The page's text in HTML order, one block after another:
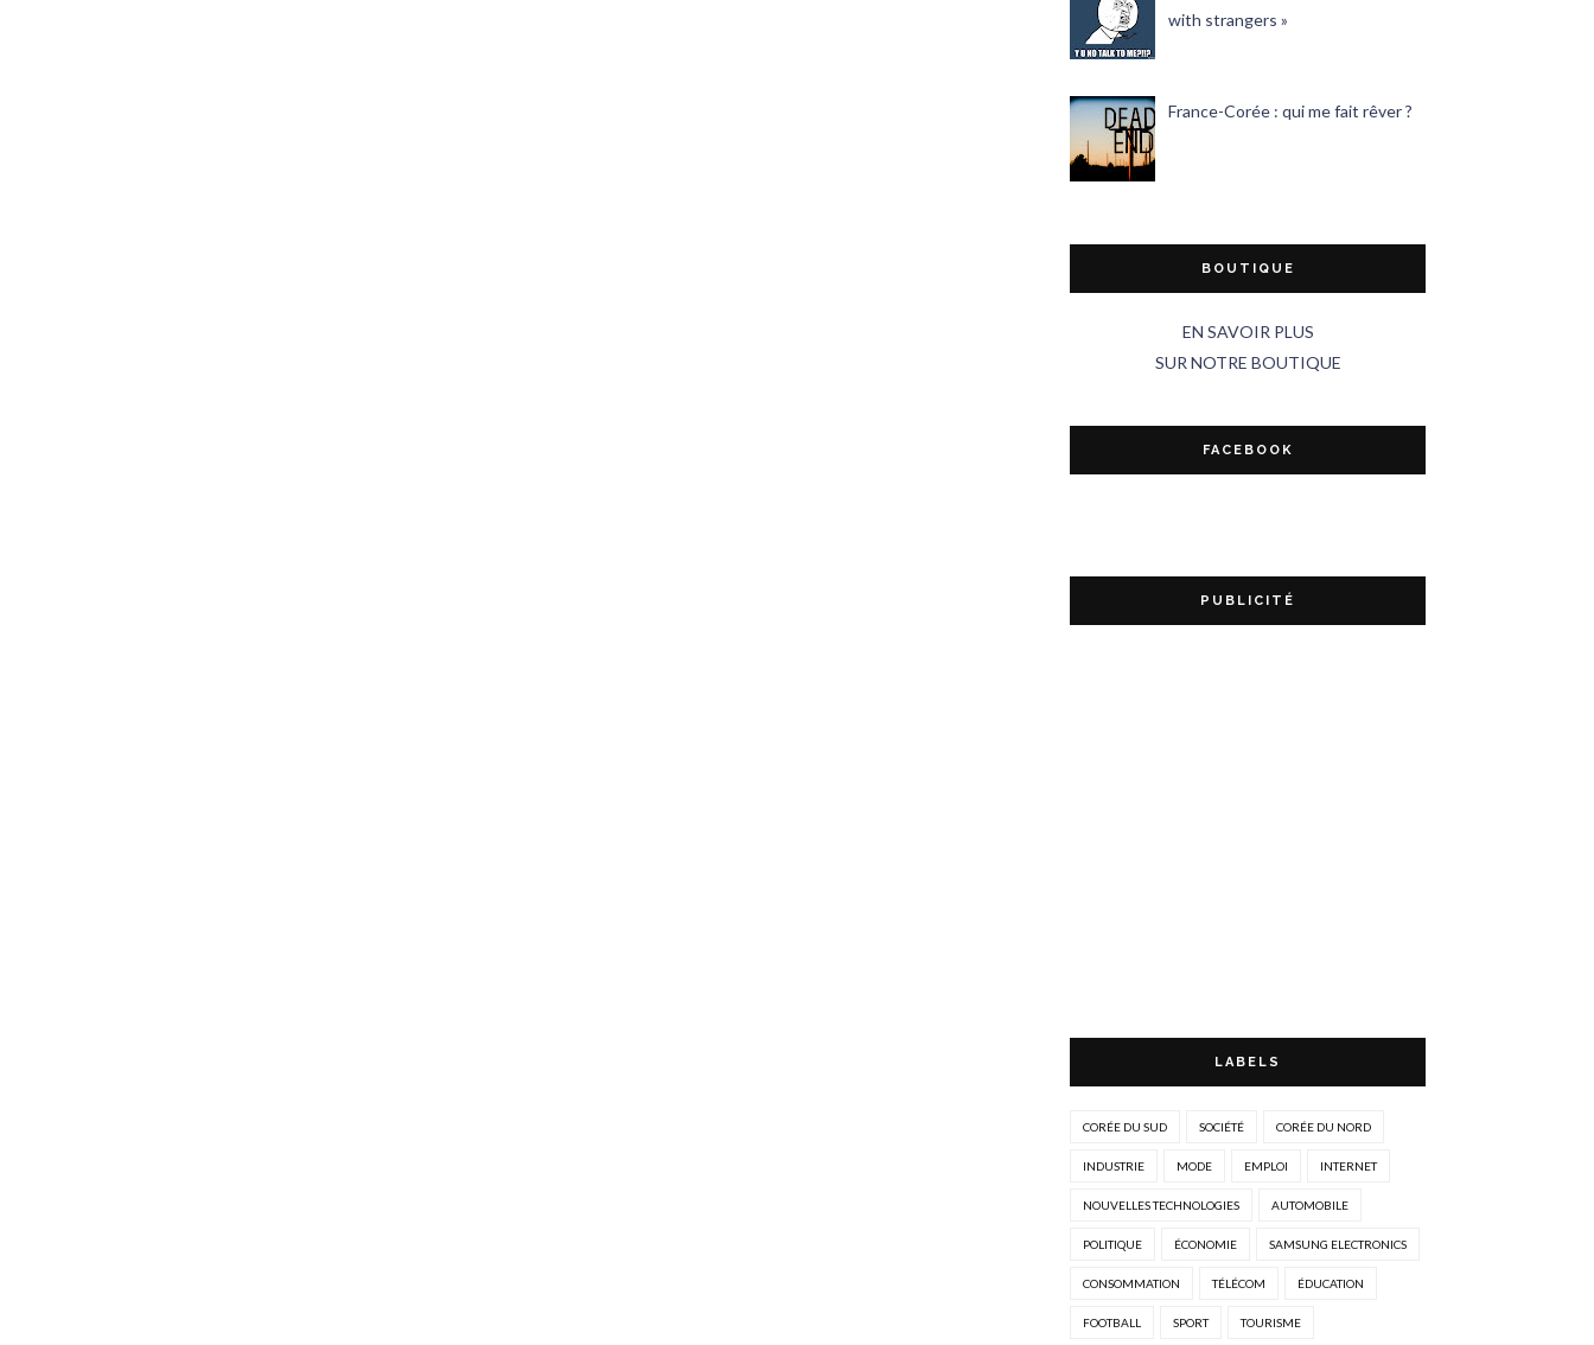
with strangers »
France-Corée : qui me fait rêver ?
BOUTIQUE
EN SAVOIR PLUS
SUR NOTRE BOUTIQUE
FACEBOOK
PUBLICITÉ
LABELS
CORÉE DU SUD SOCIÉTÉ CORÉE DU NORD
INDUSTRIE MODE EMPLOI INTERNET
NOUVELLES TECHNOLOGIES AUTOMOBILE
POLITIQUE ÉCONOMIE SAMSUNG ELECTRONICS
CONSOMMATION TÉLÉCOM ÉDUCATION
FOOTBALL SPORT TOURISME